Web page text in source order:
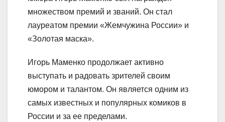
множеством премий и званий. Он стал
лауреатом премии «Жемчужина России» и
«Золотая маска».
Игорь Маменко продолжает активно
выступать и радовать зрителей своим
юмором и талантом. Он является одним из
самых известных и популярных комиков в
России и за ее пределами.